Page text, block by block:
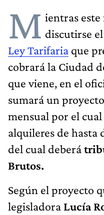
M ientras este
discutirse el
Ley Tarifaria que
cobrará la Ciudad
que viene, en el
sumará un
mensual por el
alquileres de hasta
del cual deberá
Brutos.
Según el proyecto
legisladora Lucía